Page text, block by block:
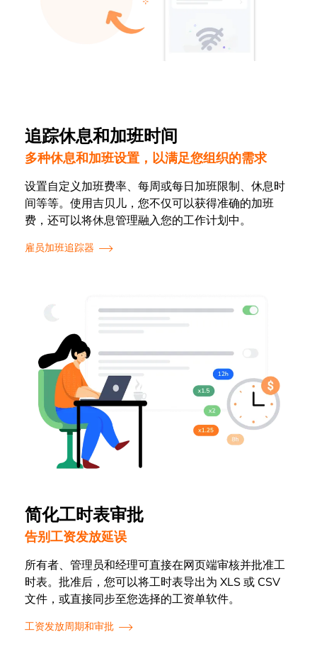
追踪休息和加班时间
多种休息和加班设置，以满足您组织的需求
设置自定义加班费率、每周或每日加班限制、休息时
间等等。使用吉贝儿，您不仅可以获得准确的加班
费，还可以将休息管理融入您的工作计划中。
雇员加班追踪器
简化工时表审批
告别工资发放延误
所有者、管理员和经理可直接在网页端审核并批准工
时表。批准后，您可以将工时表导出为 XLS 或 CSV
文件，或直接同步至您选择的工资单软件。
工资发放周期和审批